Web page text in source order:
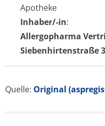
Apotheke
Inhaber/-in:
Allergopharma
Siebenhirtenstraße
Quelle: Original